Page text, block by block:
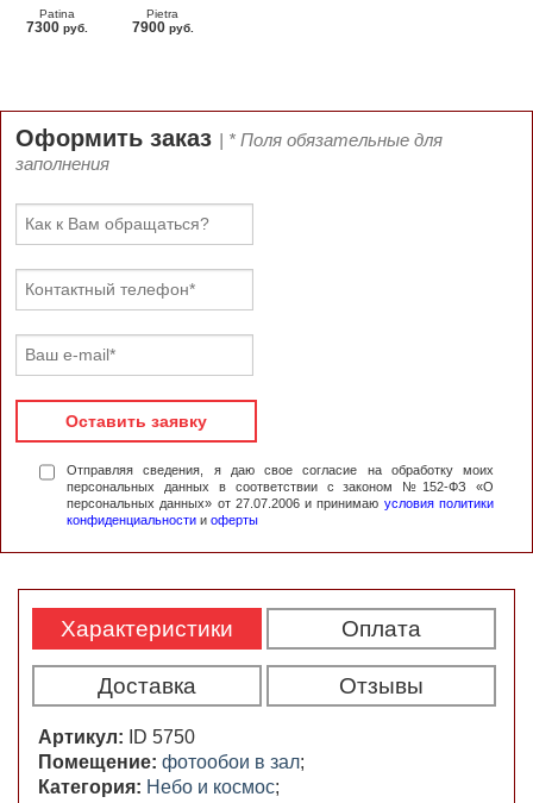
Patina
7300 руб.
Pietra
7900 руб.
Оформить заказ | * Поля обязательные для
заполнения
Оставить заявку
Отправляя сведения, я даю свое согласие на обработку моих
персональных данных в соответствии с законом №152-ФЗ «О
персональных данных» от 27.07.2006 и принимаю условия политики
конфиденциальности и оферты
Характеристики Оплата
Доставка Отзывы
Артикул:
ID 5750
Помещение: фотообои в зал;
Категория: Небо и космос;